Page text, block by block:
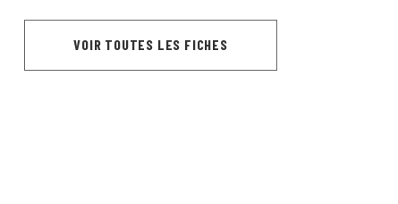
VOIR TOUTES LES FICHES